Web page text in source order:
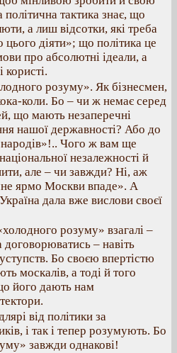
тактика знає, що
а лиш відсотки, які треба
цього діяти»; що політика це
про абсолютні ідеали, а
розуму». Як бізнесмен,
коли. Бо – чи ж немає серед
що мають незаперечні
нашої державності? Або до
народів»!.. Чого ж вам ще
незалежності й
але – чи завжди? Ні, аж
ярмо Москви впаде». А
дала вже вислови своєї
розуму» взагалі –
договорюватись – навіть
Бо своєю впертістю
москалів, а тоді й того
його дають нам
від політики за
і так і тепер розумують. Бо
завжди однакові!